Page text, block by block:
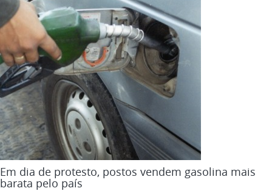
Em dia de protesto, postos vendem gasolina mais
barata pelo país